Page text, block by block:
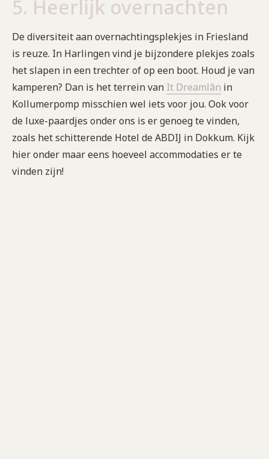
5. Heerlijk overnachten
De diversiteit aan overnachtingsplekjes in Friesland
is reuze. In Harlingen vind je bijzondere plekjes zoals
het slapen in een trechter of op een boot. Houd je van
kamperen? Dan is het terrein van It Dreamlân in
Kollumerpomp misschien wel iets voor jou. Ook voor
de luxe-paardjes onder ons is er genoeg te vinden,
zoals het schitterende Hotel de ABDIJ in Dokkum. Kijk
hier onder maar eens hoeveel accommodaties er te
vinden zijn!